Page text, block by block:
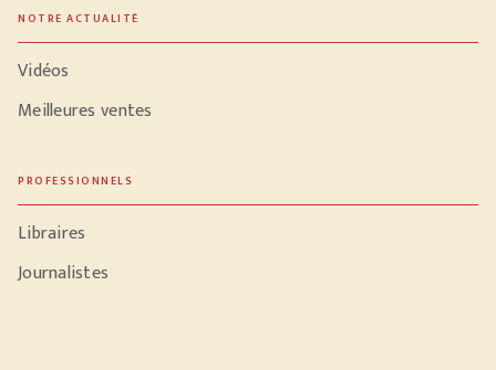
NOTRE ACTUALITÉ
Vidéos
Meilleures ventes
PROFESSIONNELS
Libraires
Journalistes